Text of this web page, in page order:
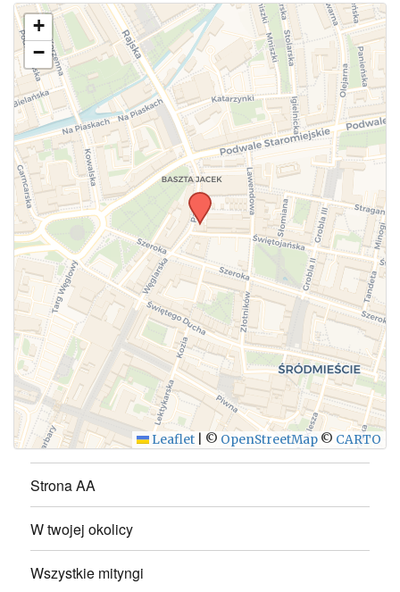
Użyj tego formularza aby przesłać informację o
zmianach w powyższym mityngu.
WYŚLIJ
+
−
Leaflet © OpenStreetMap © CARTO
Strona AA
W twojej okolicy
Wszystkie mityngi